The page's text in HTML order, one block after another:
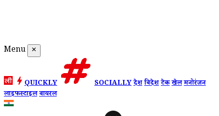
Menu ✕
QUICKLY SOCIALLYदेशविदेशटेकखेलमनोरंजन
लाइफस्टाइलवायरल